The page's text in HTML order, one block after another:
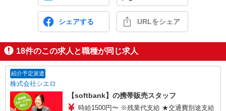
シェアする URLをシェア
18件のこの求人と職種が同じ求人
紹介予定派遣
株式会社シエロ
【softbank】の携帯販売スタッフ
時給1500円〜 ※残業代支給 ★交通費別途支給